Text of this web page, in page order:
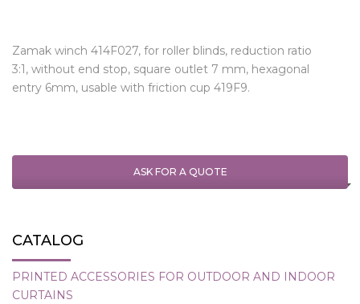
Zamak winch 414F027, for roller blinds, reduction ratio
3:1, without end stop, square outlet 7 mm, hexagonal
entry 6mm, usable with friction cup 419F9.
ASK FOR A QUOTE
CATALOG
PRINTED ACCESSORIES FOR OUTDOOR AND INDOOR
CURTAINS